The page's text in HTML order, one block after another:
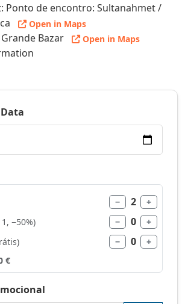
Ponto de encontro: Sultanahmet /
Open in Maps
Bazar Open in Maps
− 2 +
−50%) − 0 +
− 0
+
€